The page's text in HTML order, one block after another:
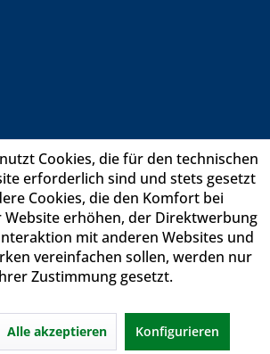
Cookies, die für den technischen
erforderlich sind und stets gesetzt
Cookies, die den Komfort bei
Website erhöhen, der Direktwerbung
mit anderen Websites und
vereinfachen sollen, werden nur
Zustimmung gesetzt.
Alle akzeptieren Konfigurieren